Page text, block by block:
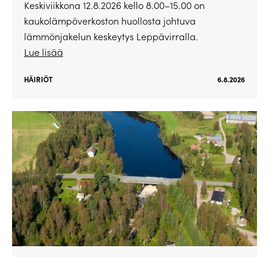
Keskiviikkona 12.8.2026 kello 8.00–15.00 on
kaukolämpöverkoston huollosta johtuva
lämmönjakelun keskeytys Leppävirralla.
Lue lisää
HÄIRIÖT 6.8.2026